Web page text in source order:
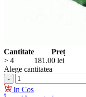
Cantitate
Preț
> 4
181.00 lei
Alege cantitatea
In Cos